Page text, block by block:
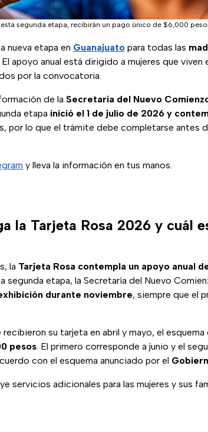
segunda etapa, recibirán un pago único de $6,000
nueva etapa en Guanajuato para todas las
apoyo anual está dirigido a mujeres que viven
por la convocatoria.
de la Secretaría del Nuevo
etapa inició el 1 de julio de 2026 y
por lo que el trámite debe completarse antes
y lleva la información en tus manos.
la Tarjeta Rosa 2026 y cuál
la Tarjeta Rosa contempla un apoyo anual
segunda etapa, la Secretaría del Nuevo
durante noviembre, siempre que el
recibieron su tarjeta en abril y mayo, el
pesos. El primero corresponde a junio y el
con el esquema anunciado por el
servicios adicionales para las mujeres y sus